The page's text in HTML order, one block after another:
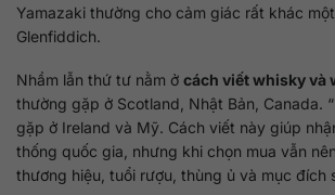
Yamazaki thường cho cảm giác rất khác
Glenfiddich.
Nhầm lẫn thứ tư nằm ở cách viết whisky và
thường gặp ở Scotland, Nhật Bản, Canada. “
gặp ở Ireland và Mỹ. Cách viết này giúp
thống quốc gia, nhưng khi chọn mua vẫn
thương hiệu, tuổi rượu, thùng ủ và mục đích